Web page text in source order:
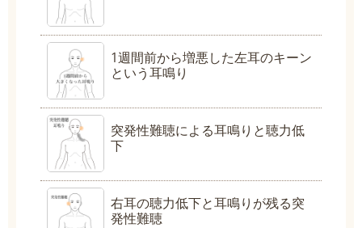
1週間前から増悪した左耳のキーン
という耳鳴り
突発性難聴による耳鳴りと聴力低
下
右耳の聴力低下と耳鳴りが残る突
発性難聴